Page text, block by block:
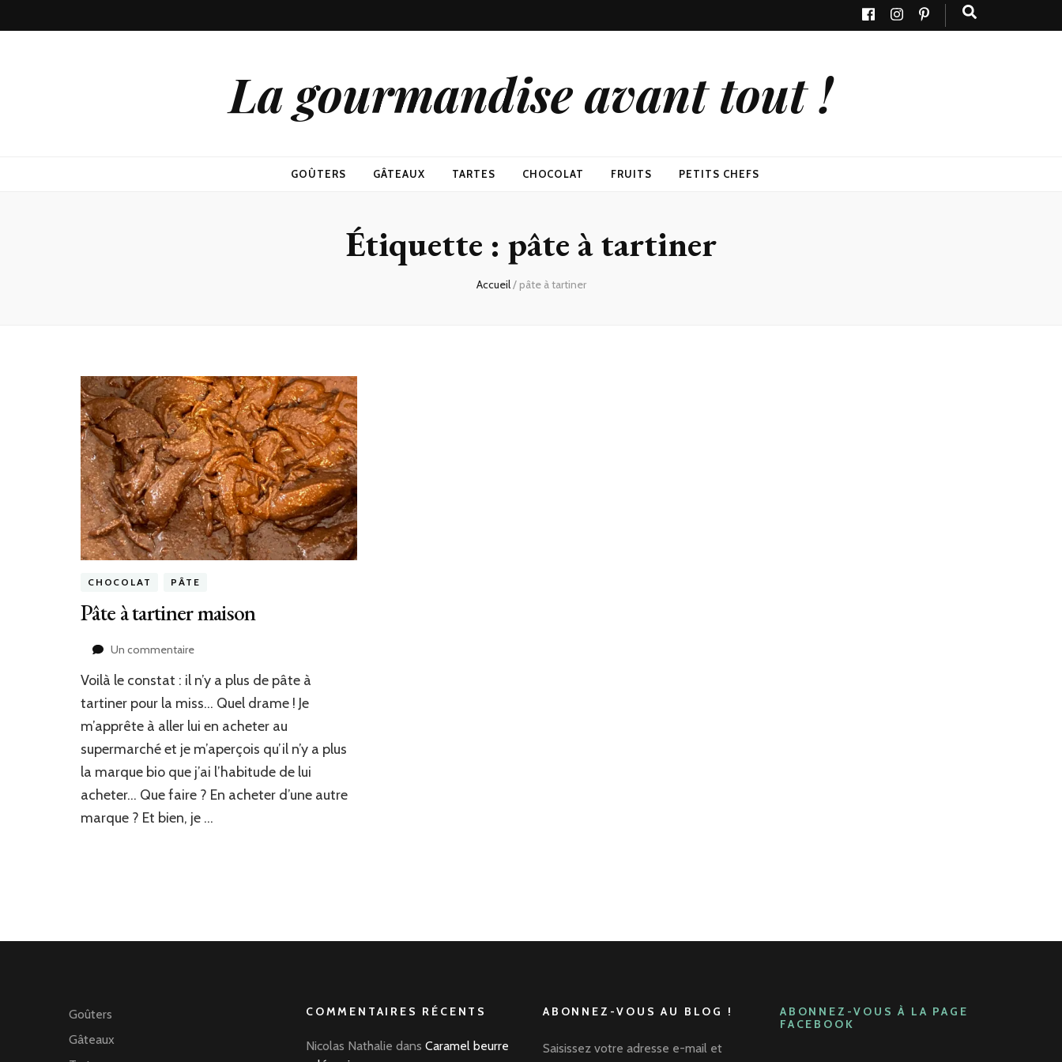
La gourmandise avant tout !
GOÛTERS GÂTEAUX TARTES CHOCOLAT FRUITS PETITS CHEFS
Étiquette : pâte à tartiner
Accueil/ pâte à tartiner
CHOCOLAT PÂTE
Pâte à tartiner maison
Un commentairesur
à
tartiner
Voilà le constat : il n’y a plus de pâte à
tartiner pour la miss… Quel drame ! Je
m’apprête à aller lui en acheter au
supermarché et je m’aperçois qu’il n’y a plus
la marque bio que j’ai l’habitude de lui
acheter… Que faire ? En acheter d’une autre
marque ? Et bien, je …
Goûters
Gâteaux
COMMENTAIRES RÉCENTS
Nicolas Nathalie dans Caramel beurre
ABONNEZ-VOUS AU BLOG !
Saisissez votre adresse e-mail et
ABONNEZ-VOUS À LA PAGE
FACEBOOK